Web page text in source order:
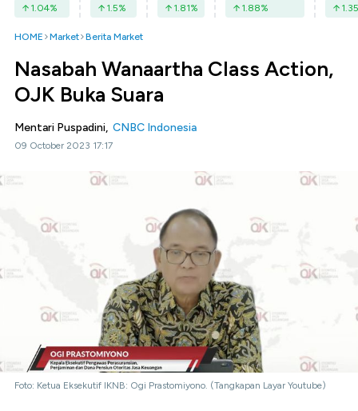
1.04% 1.5% 1.81% 1.88% 1.35
HOME Market Berita Market
Nasabah Wanaartha Class Action,
OJK Buka Suara
Mentari Puspadini, CNBC Indonesia
09 October 2023 17:17
Foto: Ketua Eksekutif IKNB: Ogi Prastomiyono. (Tangkapan Layar Youtube)